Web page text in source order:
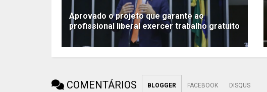
Aprovado o projeto que garante ao
profissional liberal exercer trabalho gratuito
COMENTÁRIOS BLOGGER FACEBOOK DISQUS